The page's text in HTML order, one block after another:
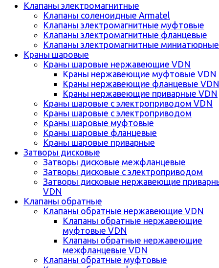
Клапаны электромагнитные
Клапаны соленоидные Armatel
Клапаны электромагнитные муфтовые
Клапаны электромагнитные фланцевые
Клапаны электромагнитные миниатюрные
Краны шаровые
Краны шаровые нержавеющие VDN
Краны нержавеющие муфтовые VDN
Краны нержавеющие фланцевые VDN
Краны нержавеющие приварные VDN
Краны шаровые с электроприводом VDN
Краны шаровые с электроприводом
Краны шаровые муфтовые
Краны шаровые фланцевые
Краны шаровые приварные
Затворы дисковые
Затворы дисковые межфланцевые
Затворы дисковые с электроприводом
Затворы дисковые нержавеющие
VDN
Клапаны обратные
Клапаны обратные нержавеющие VDN
Клапаны обратные нержавеющие
муфтовые VDN
Клапаны обратные нержавеющие
межфланцевые VDN
Клапаны обратные муфтовые